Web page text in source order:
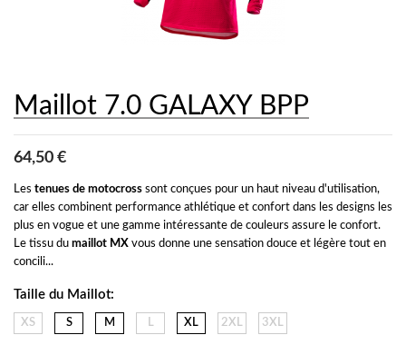
Maillot 7.0 GALAXY BPP
64,50 €
Les tenues de motocross sont conçues pour un haut niveau d'utilisation,
car elles combinent performance athlétique et confort dans les designs les
plus en vogue et une gamme intéressante de couleurs assure le confort.
Le tissu du maillot MX vous donne une sensation douce et légère tout en
concili...
Taille du Maillot:
XS S M L XL 2XL 3XL